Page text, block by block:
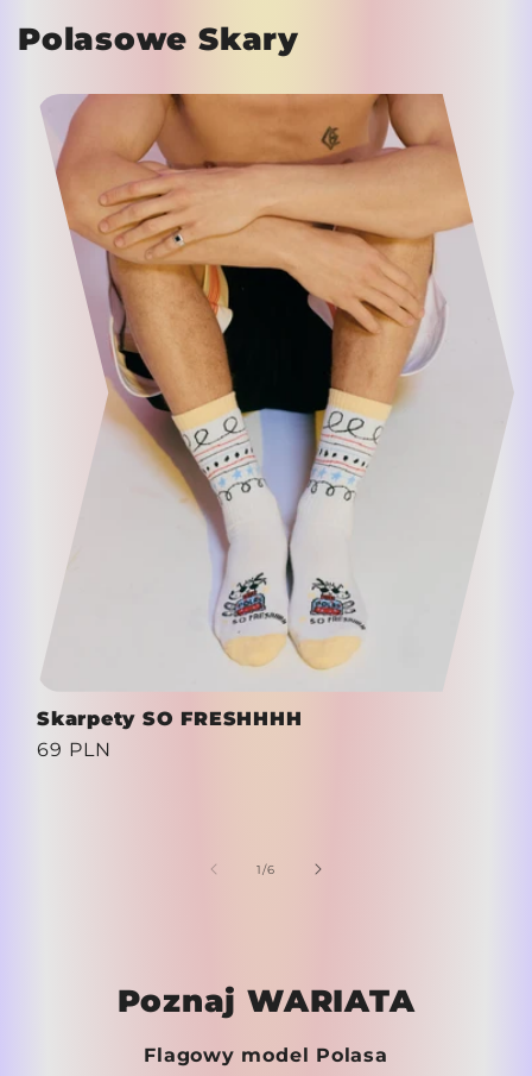
Polasowe Skary
Skarpety SO FRESHHHH
Cena
69 PLN
1/z6
Poznaj WARIATA
Flagowy model Polasa